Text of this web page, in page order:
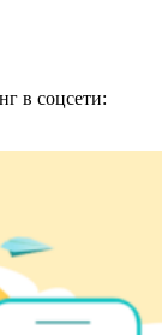
в соцсети: